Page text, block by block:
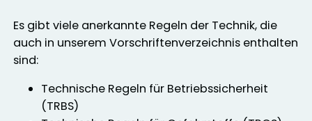
Es gibt viele anerkannte Regeln der Technik, die
auch in unserem Vorschriftenverzeichnis enthalten
sind:
Technische Regeln für Betriebssicherheit
(TRBS)